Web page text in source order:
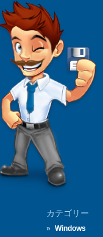
カテゴリー
Windows